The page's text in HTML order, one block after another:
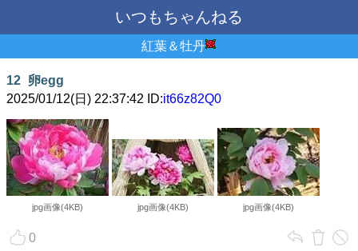
いつもちゃんねる
紅葉＆牡丹
12 卵egg
2025/01/12(日) 22:37:42 ID:it66z82Q0
jpg画像(4KB) jpg画像(4KB) jpg画像(4KB)
0